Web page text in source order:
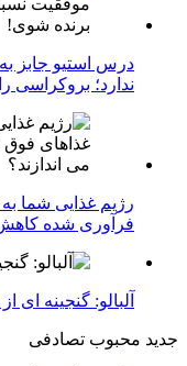
درس استیو جابز
ندارد؛ بروکراسی
رژیم غذایی شما
فرآوری شده
آلبالو: گنجینه
جدید محبوب تصادفی